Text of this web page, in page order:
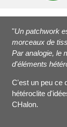
"Un patchwork
morceaux de
Par analogie, le
d'éléments
C'est un peu ce
hétéroclite
CHalon.